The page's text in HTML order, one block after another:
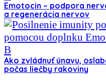
Emotocin – podpora
a regenerácia nervov
Ako zvládnuť únavu,
počas liečby rakoviny